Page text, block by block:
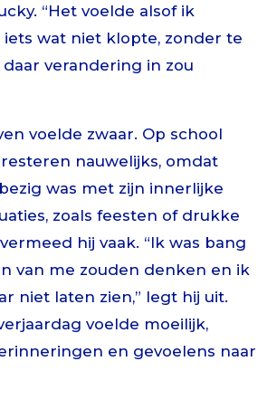
“Het voelde alsof ik
iets wat niet klopte, zonder te
verandering in zou
voelde zwaar. Op school
nauwelijks, omdat
was met zijn innerlijke
zoals feesten of drukke
hij vaak. “Ik was bang
van me zouden denken en ik
niet laten zien,” legt hij uit.
voelde moeilijk,
en gevoelens naar